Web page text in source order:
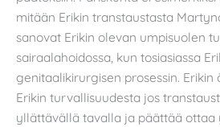
mitään Erikin transtaustasta
sanovat Erikin olevan umpisuolen
sairaalahoidossa, kun tosiasiassa
genitaalikirurgisen prosessin. Erikin
Erikin turvallisuudesta jos
yllättävällä tavalla ja päättää